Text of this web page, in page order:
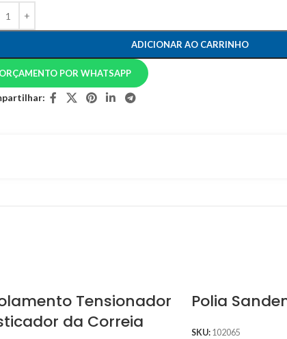
ADICIONAR AO CARRINHO
ORÇAMENTO POR WHATSAPP
Tensionador
da Correia
Polia
SKU: 102065